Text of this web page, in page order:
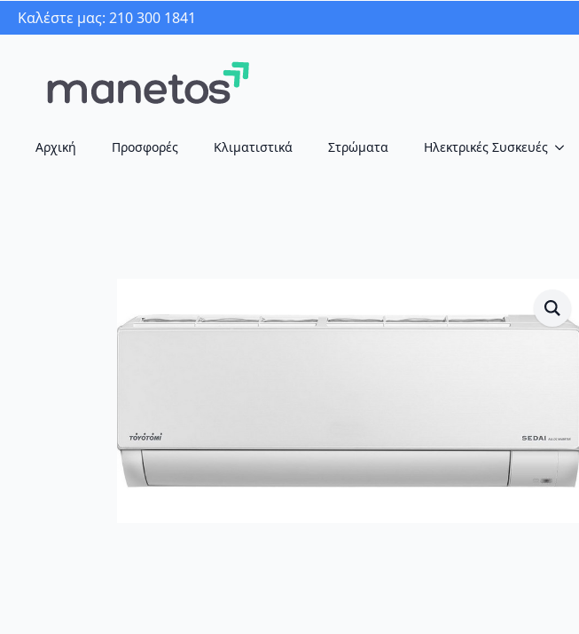
Καλέστε μας: 210 300 1841
Αρχική Προσφορές Κλιματιστικά Στρώματα Ηλεκτρικές Συσκευές